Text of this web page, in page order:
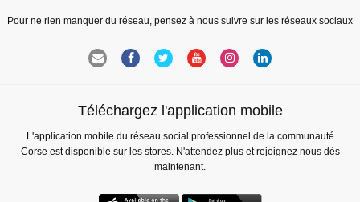
Pour ne rien manquer du réseau, pensez à nous suivre sur les réseaux sociaux
Téléchargez l'application mobile
L'application mobile du réseau social professionnel de la communauté
Corse est disponible sur les stores. N'attendez plus et rejoignez nous dès
maintenant.